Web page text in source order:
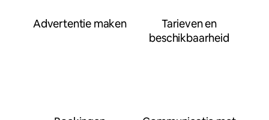
Advertentie maken
Tarieven en
beschikbaarheid